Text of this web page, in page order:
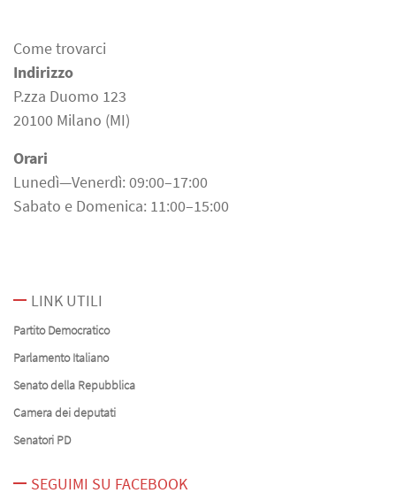
Come trovarci
Indirizzo
P.zza Duomo 123
20100 Milano (MI)
Orari
Lunedì—Venerdì: 09:00–17:00
Sabato e Domenica: 11:00–15:00
LINK UTILI
Partito Democratico
Parlamento Italiano
Senato della Repubblica
Camera dei deputati
Senatori PD
SEGUIMI SU FACEBOOK